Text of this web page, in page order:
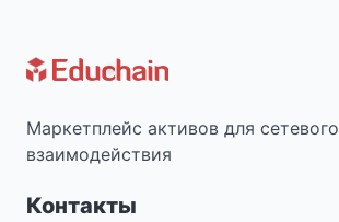
Маркетплейс активов для сетевого
взаимодействия
Контакты